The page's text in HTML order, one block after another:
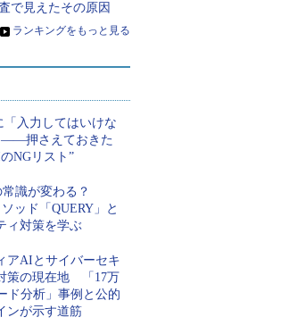
で見えたその原因
» ランキングをもっと見る
「入力してはいけな
――押さえておきた
NGリスト”
常識が変わる？
ッド「QUERY」と
ィ対策を学ぶ
アAIとサイバーセキ
策の現在地 「17万
ド分析」事例と公的
ンが示す道筋